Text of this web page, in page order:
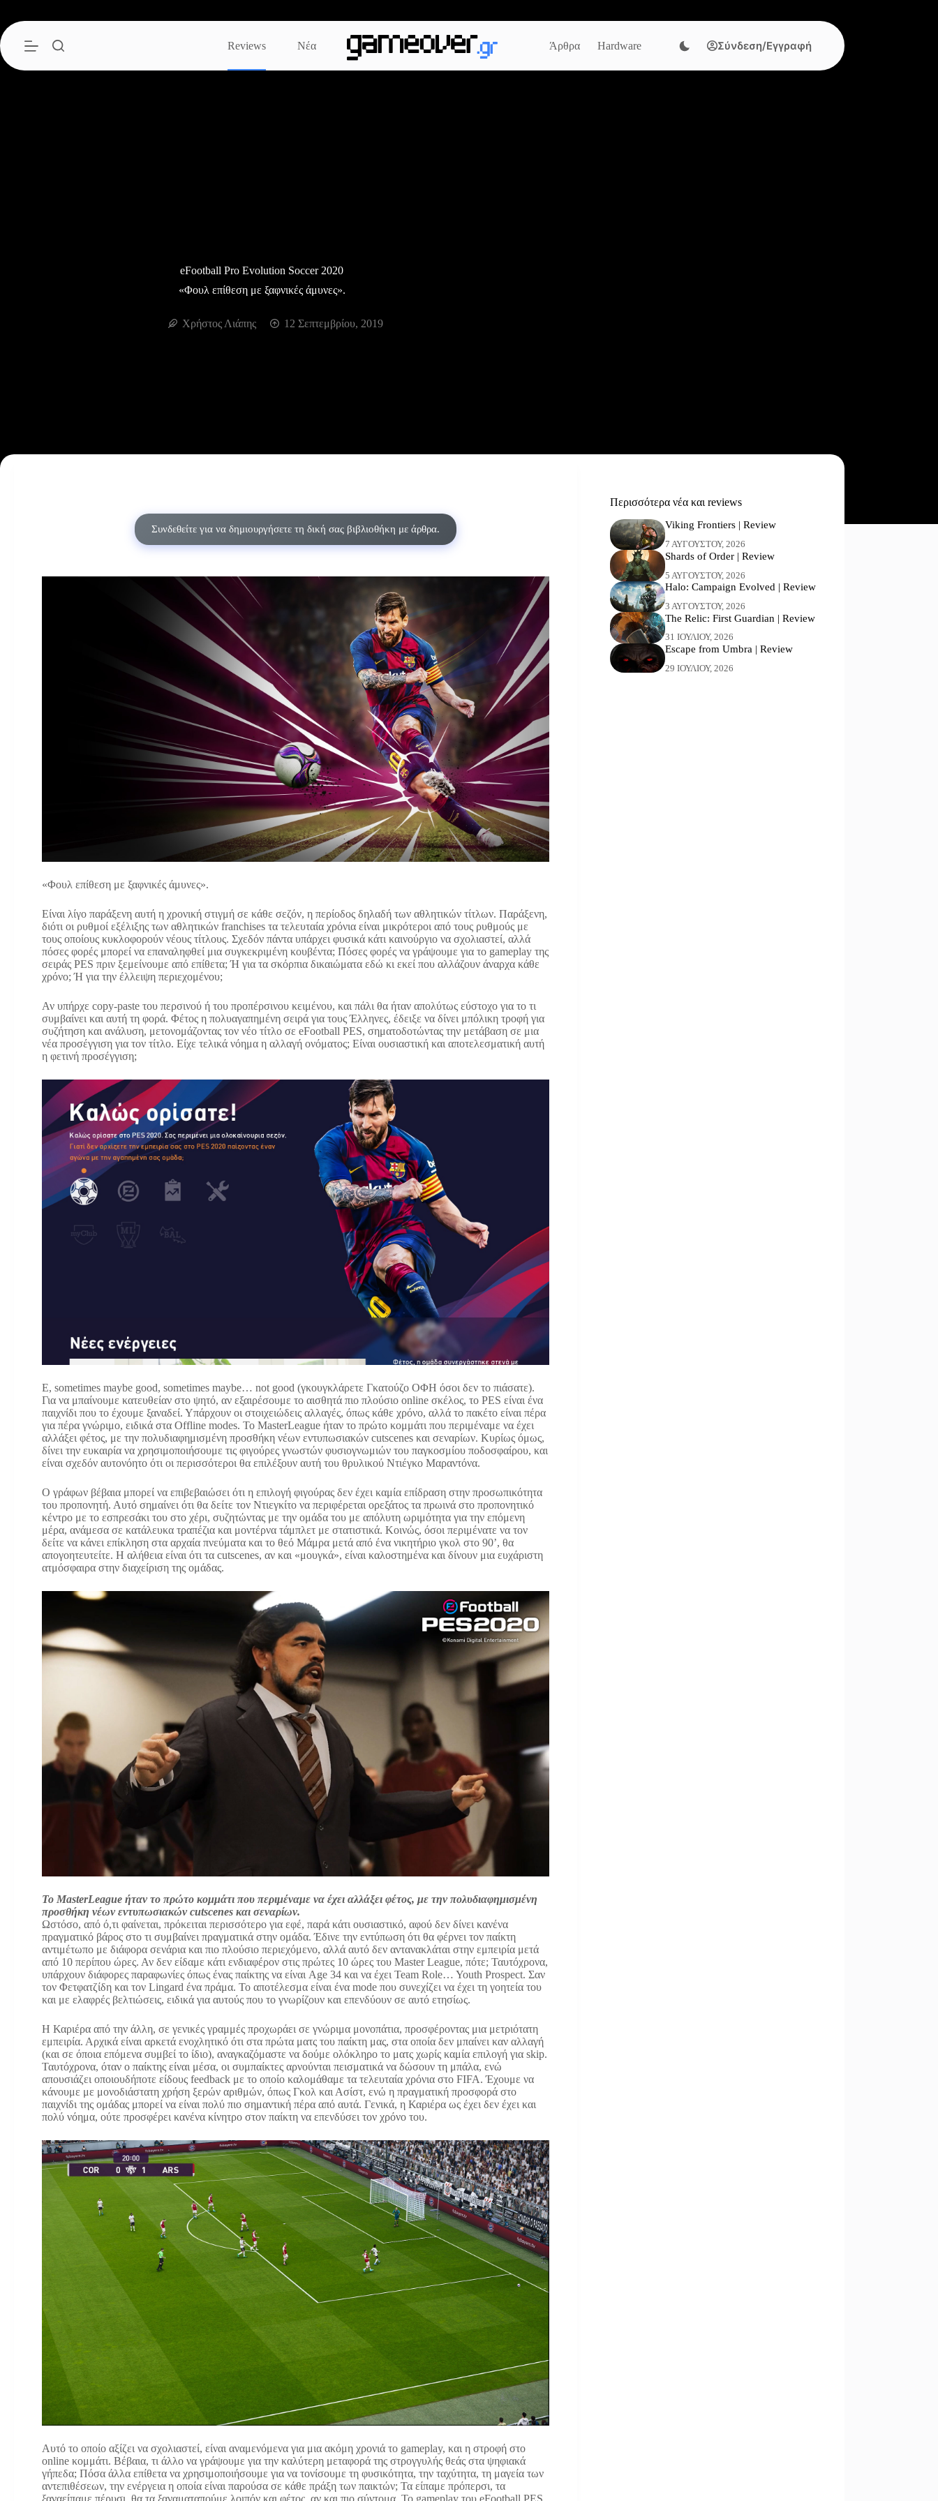
περιεχόμενο
Reviews
Νέα Άρθρα Hardware Σύνδεση/Εγγραφή
eFootball Pro Evolution Soccer 2020
«Φουλ επίθεση με ξαφνικές άμυνες».
Χρήστος Λιάπης 12 Σεπτεμβρίου, 2019
Συνδεθείτε για να δημιουργήσετε τη δική σας βιβλιοθήκη με άρθρα.
«Φουλ επίθεση με ξαφνικές άμυνες».
Είναι λίγο παράξενη αυτή η χρονική στιγμή σε κάθε σεζόν, η περίοδος δηλαδή των αθλητικών τίτλων. Παράξενη,
διότι οι ρυθμοί εξέλιξης των αθλητικών franchises τα τελευταία χρόνια είναι μικρότεροι από τους ρυθμούς με
τους οποίους κυκλοφορούν νέους τίτλους. Σχεδόν πάντα υπάρχει φυσικά κάτι καινούργιο να σχολιαστεί, αλλά
πόσες φορές μπορεί να επαναληφθεί μια συγκεκριμένη κουβέντα; Πόσες φορές να γράψουμε για το gameplay της
σειράς PES πριν ξεμείνουμε από επίθετα; Ή για τα σκόρπια δικαιώματα εδώ κι εκεί που αλλάζουν άναρχα κάθε
χρόνο; Ή για την έλλειψη περιεχομένου;
Αν υπήρχε copy-paste του περσινού ή του προπέρσινου κειμένου, και πάλι θα ήταν απολύτως εύστοχο για το τι
συμβαίνει και αυτή τη φορά. Φέτος η πολυαγαπημένη σειρά για τους Έλληνες, έδειξε να δίνει μπόλικη τροφή για
συζήτηση και ανάλυση, μετονομάζοντας τον νέο τίτλο σε eFootball PES, σηματοδοτώντας την μετάβαση σε μια
νέα προσέγγιση για τον τίτλο. Είχε τελικά νόημα η αλλαγή ονόματος; Είναι ουσιαστική και αποτελεσματική αυτή
η φετινή προσέγγιση;
Ε, sometimes maybe good, sometimes maybe… not good (γκουγκλάρετε Γκατούζο ΟΦΗ όσοι δεν το πιάσατε).
Για να μπαίνουμε κατευθείαν στο ψητό, αν εξαιρέσουμε το αισθητά πιο πλούσιο online σκέλος, το PES είναι ένα
παιχνίδι που το έχουμε ξαναδεί. Υπάρχουν οι στοιχειώδεις αλλαγές, όπως κάθε χρόνο, αλλά το πακέτο είναι πέρα
για πέρα γνώριμο, ειδικά στα Offline modes. Το MasterLeague ήταν το πρώτο κομμάτι που περιμέναμε να έχει
αλλάξει φέτος, με την πολυδιαφημισμένη προσθήκη νέων εντυπωσιακών cutscenes και σεναρίων. Κυρίως όμως,
δίνει την ευκαιρία να χρησιμοποιήσουμε τις φιγούρες γνωστών φυσιογνωμιών του παγκοσμίου ποδοσφαίρου, και
είναι σχεδόν αυτονόητο ότι οι περισσότεροι θα επιλέξουν αυτή του θρυλικού Ντιέγκο Μαραντόνα.
Ο γράφων βέβαια μπορεί να επιβεβαιώσει ότι η επιλογή φιγούρας δεν έχει καμία επίδραση στην προσωπικότητα
του προπονητή. Αυτό σημαίνει ότι θα δείτε τον Ντιεγκίτο να περιφέρεται ορεξάτος τα πρωινά στο προπονητικό
κέντρο με το εσπρεσάκι του στο χέρι, συζητώντας με την ομάδα του με απόλυτη ωριμότητα για την επόμενη
μέρα, ανάμεσα σε κατάλευκα τραπέζια και μοντέρνα τάμπλετ με στατιστικά. Κοινώς, όσοι περιμένατε να τον
δείτε να κάνει επίκληση στα αρχαία πνεύματα και το θεό Μάμρα μετά από ένα νικητήριο γκολ στο 90’, θα
απογοητευτείτε. Η αλήθεια είναι ότι τα cutscenes, αν και «μουγκά», είναι καλοστημένα και δίνουν μια ευχάριστη
ατμόσφαιρα στην διαχείριση της ομάδας.
Το MasterLeague ήταν το πρώτο κομμάτι που περιμέναμε να έχει αλλάξει φέτος, με την πολυδιαφημισμένη
προσθήκη νέων εντυπωσιακών cutscenes και σεναρίων.
Ωστόσο, από ό,τι φαίνεται, πρόκειται περισσότερο για εφέ, παρά κάτι ουσιαστικό, αφού δεν δίνει κανένα
πραγματικό βάρος στο τι συμβαίνει πραγματικά στην ομάδα. Έδινε την εντύπωση ότι θα φέρνει τον παίκτη
αντιμέτωπο με διάφορα σενάρια και πιο πλούσιο περιεχόμενο, αλλά αυτό δεν αντανακλάται στην εμπειρία μετά
από 10 περίπου ώρες. Αν δεν είδαμε κάτι ενδιαφέρον στις πρώτες 10 ώρες του Master League, πότε; Ταυτόχρονα,
υπάρχουν διάφορες παραφωνίες όπως ένας παίκτης να είναι Age 34 και να έχει Team Role… Youth Prospect. Σαν
τον Φετφατζίδη και τον Lingard ένα πράμα. Το αποτέλεσμα είναι ένα mode που συνεχίζει να έχει τη γοητεία του
και με ελαφρές βελτιώσεις, ειδικά για αυτούς που το γνωρίζουν και επενδύουν σε αυτό ετησίως.
Η Καριέρα από την άλλη, σε γενικές γραμμές προχωράει σε γνώριμα μονοπάτια, προσφέροντας μια μετριότατη
εμπειρία. Αρχικά είναι αρκετά ενοχλητικό ότι στα πρώτα ματς του παίκτη μας, στα οποία δεν μπαίνει καν αλλαγή
(και σε όποια επόμενα συμβεί το ίδιο), αναγκαζόμαστε να δούμε ολόκληρο το ματς χωρίς καμία επιλογή για skip.
Ταυτόχρονα, όταν ο παίκτης είναι μέσα, οι συμπαίκτες αρνούνται πεισματικά να δώσουν τη μπάλα, ενώ
απουσιάζει οποιουδήποτε είδους feedback με το οποίο καλομάθαμε τα τελευταία χρόνια στο FIFA. Έχουμε να
κάνουμε με μονοδιάστατη χρήση ξερών αριθμών, όπως Γκολ και Ασίστ, ενώ η πραγματική προσφορά στο
παιχνίδι της ομάδας μπορεί να είναι πολύ πιο σημαντική πέρα από αυτά. Γενικά, η Καριέρα ως έχει δεν έχει και
πολύ νόημα, ούτε προσφέρει κανένα κίνητρο στον παίκτη να επενδύσει τον χρόνο του.
Αυτό το οποίο αξίζει να σχολιαστεί, είναι αναμενόμενα για μια ακόμη χρονιά το gameplay, και η στροφή στο
online κομμάτι. Βέβαια, τι άλλο να γράψουμε για την καλύτερη μεταφορά της στρογγυλής θεάς στα ψηφιακά
γήπεδα; Πόσα άλλα επίθετα να χρησιμοποιήσουμε για να τονίσουμε τη φυσικότητα, την ταχύτητα, τη μαγεία των
αντεπιθέσεων, την ενέργεια η οποία είναι παρούσα σε κάθε πράξη των παικτών; Τα είπαμε πρόπερσι, τα
ξαναείπαμε πέρυσι, θα τα ξαναματαπούμε λοιπόν και φέτος, αν και πιο σύντομα. Το gameplay του eFootball PES
Περισσότερα νέα και reviews
Viking Frontiers | Review
7 ΑΥΓΟΎΣΤΟΥ, 2026
Shards of Order | Review
5 ΑΥΓΟΎΣΤΟΥ, 2026
Halo: Campaign Evolved | Review
3 ΑΥΓΟΎΣΤΟΥ, 2026
The Relic: First Guardian | Review
31 ΙΟΥΛΊΟΥ, 2026
Escape from Umbra | Review
29 ΙΟΥΛΊΟΥ, 2026